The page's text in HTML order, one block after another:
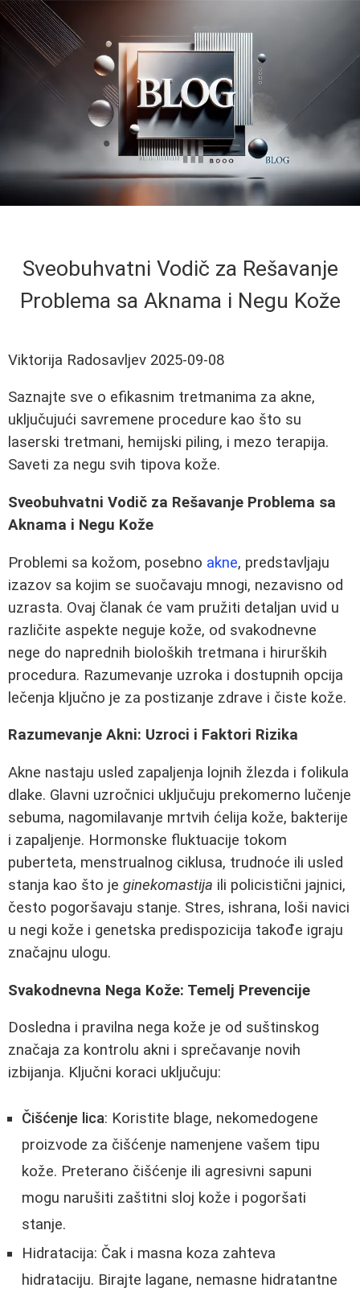
Sveobuhvatni Vodič za Rešavanje
Problema sa Aknama i Negu Kože
Viktorija Radosavljev 2025-09-08
Saznajte sve o efikasnim tretmanima za akne,
uključujući savremene procedure kao što su
laserski tretmani, hemijski piling, i mezo terapija.
Saveti za negu svih tipova kože.
Sveobuhvatni Vodič za Rešavanje Problema sa
Aknama i Negu Kože
Problemi sa kožom, posebno akne, predstavljaju
izazov sa kojim se suočavaju mnogi, nezavisno od
uzrasta. Ovaj članak će vam pružiti detaljan uvid u
različite aspekte neguje kože, od svakodnevne
nege do naprednih bioloških tretmana i hirurških
procedura. Razumevanje uzroka i dostupnih opcija
lečenja ključno je za postizanje zdrave i čiste kože.
Razumevanje Akni: Uzroci i Faktori Rizika
Akne nastaju usled zapaljenja lojnih žlezda i folikula
dlake. Glavni uzročnici uključuju prekomerno lučenje
sebuma, nagomilavanje mrtvih ćelija kože, bakterije
i zapaljenje. Hormonske fluktuacije tokom
puberteta, menstrualnog ciklusa, trudnoće ili usled
stanja kao što je ginekomastija ili policistični jajnici,
često pogoršavaju stanje. Stres, ishrana, loši navici
u negi kože i genetska predispozicija takođe igraju
značajnu ulogu.
Svakodnevna Nega Kože: Temelj Prevencije
Dosledna i pravilna nega kože je od suštinskog
značaja za kontrolu akni i sprečavanje novih
izbijanja. Ključni koraci uključuju:
Čišćenje lica: Koristite blage, nekomedogene
proizvode za čišćenje namenjene vašem tipu
kože. Preterano čišćenje ili agresivni sapuni
mogu narušiti zaštitni sloj kože i pogoršati
stanje.
Hidratacija: Čak i masna koza zahteva
hidrataciju. Birajte lagane, nemasne hidratantne